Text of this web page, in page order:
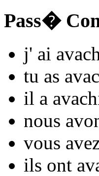
Pass�
j' ai
tu as
il a avach
nous
vous
ils ont